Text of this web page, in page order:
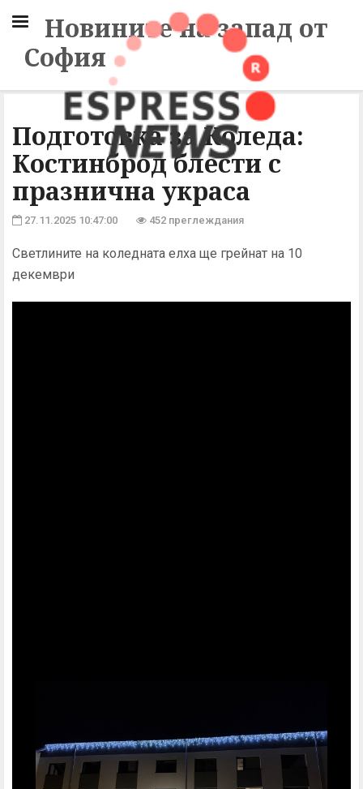
Новините на запад от
София
Подготовка за Коледа:
Костинброд блести с
празнична украса
27.11.2025 10:47:00 452 преглеждания
Светлините на коледната елха ще грейнат на 10
декември